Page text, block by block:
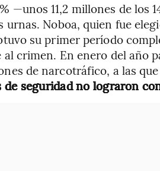
—unos 11,2 millones de los
urnas. Noboa, quien fue
su primer período
crimen. En enero del año
de narcotráfico, a las
de seguridad no lograron